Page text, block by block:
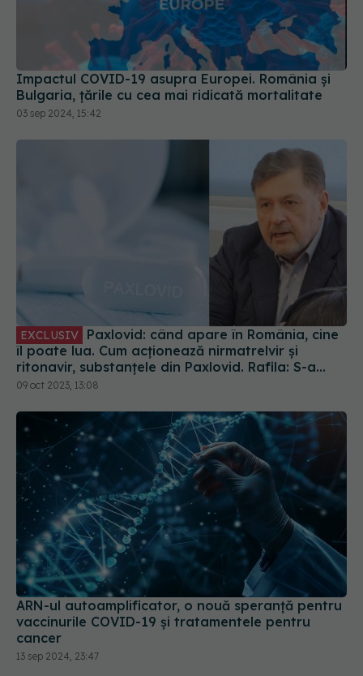
Impactul COVID-19 asupra Europei. România și
Bulgaria, țările cu cea mai ridicată mortalitate
03 sep 2024, 15:42
EXCLUSIV
îl poate lua. Cum acționează nirmatrelvir și
ritonavir, substanțele din Paxlovid. Rafila: S-a
semnat contractul. Va fi disponibil la
09 oct 2023, 13:08
ARN-ul autoamplificator, o nouă speranță pentru
vaccinurile COVID-19 și tratamentele pentru
cancer
13 sep 2024, 23:47